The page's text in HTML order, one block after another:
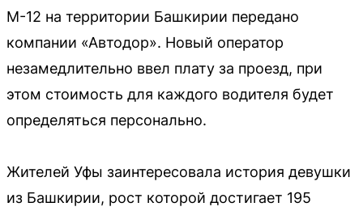
М-12 на территории Башкирии передано
компании «Автодор». Новый оператор
незамедлительно ввел плату за проезд, при
этом стоимость для каждого водителя будет
определяться персонально.
Жителей Уфы заинтересовала история девушки
из Башкирии, рост которой достигает 195